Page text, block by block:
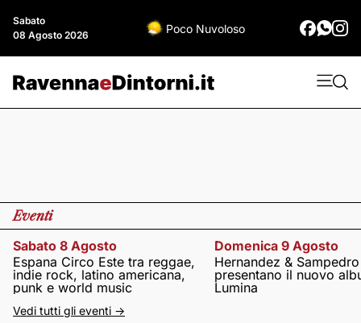
Sabato
08 Agosto 2026
Poco Nuvoloso
Eventi
Sabato 8 Agosto
Espana Circo Este tra reggae,
indie rock, latino americana,
punk e world music
Domenica 9 Agosto
Hernandez & Sampedro
presentano il nuovo
Lumina
Vedi tutti gli eventi ->